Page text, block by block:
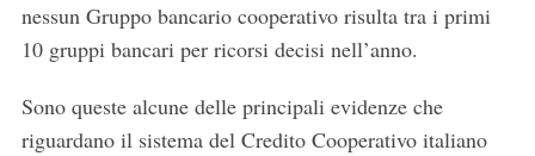
nessun Gruppo bancario cooperativo risulta tra i primi
10 gruppi bancari per ricorsi decisi nell’anno.
Sono queste alcune delle principali evidenze che
riguardano il sistema del Credito Cooperativo italiano